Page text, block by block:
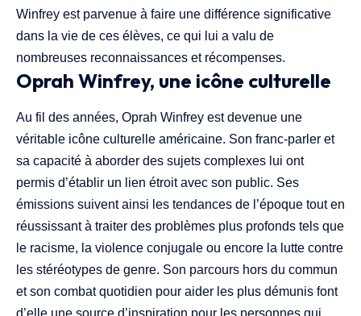
Winfrey est parvenue à faire une différence significative
dans la vie de ces élèves, ce qui lui a valu de
nombreuses reconnaissances et récompenses.
Oprah Winfrey, une icône culturelle
Au fil des années, Oprah Winfrey est devenue une
véritable icône culturelle américaine. Son franc-parler et
sa capacité à aborder des sujets complexes lui ont
permis d’établir un lien étroit avec son public. Ses
émissions suivent ainsi les tendances de l’époque tout en
réussissant à traiter des problèmes plus profonds tels que
le racisme, la violence conjugale ou encore la lutte contre
les stéréotypes de genre. Son parcours hors du commun
et son combat quotidien pour aider les plus démunis font
d’elle une source d’inspiration pour les personnes qui